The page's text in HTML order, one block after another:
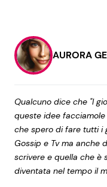
AURORA
Qualcuno dice che "I
queste idee
che spero di fare tutti i
Gossip e Tv ma anche
scrivere e quella che è
diventata nel tempo il